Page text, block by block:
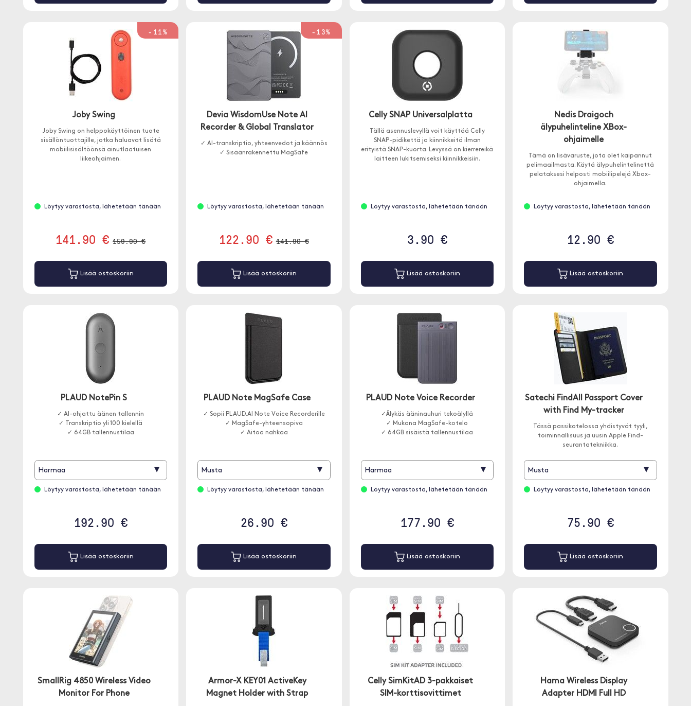
-11%
Joby Swing
Joby Swing on helppokäyttöinen tuote
sisällöntuottajille, jotka haluavat lisätä
mobiilisisältöönsä ainutlaatuisen
liikeohjaimen.
Löytyy varastosta, lähetetään tänään
141.90 € 159.90 €
Lisää ostoskoriin
-13%
Devia WisdomUse Note AI
Recorder & Global Translator
✓ AI-transkriptio, yhteenvedot ja käännös
✓ Sisäänrakennettu MagSafe
Löytyy varastosta, lähetetään tänään
122.90 € 141.90 €
Lisää ostoskoriin
Celly SNAP Universalplatta
Tällä asennuslevyllä voit käyttää Celly
SNAP-pidikettä ja kiinnikkeitä ilman
erityistä SNAP-kuorta. Levyssä on kierrereikä
laitteen lukitsemiseksi kiinnikkeisiin.
Löytyy varastosta, lähetetään tänään
3.90 €
Lisää ostoskoriin
Nedis Draigoch
älypuhelinteline XBox-
ohjaimelle
Tämä on lisävaruste, jota olet kaipannut
pelimaailmasta. Käytä älypuhelintelinettä
pelataksesi helposti mobiilipelejä Xbox-
ohjaimella.
Löytyy varastosta, lähetetään tänään
12.90 €
Lisää ostoskoriin
PLAUD NotePin S
✓ AI-ohjattu äänen tallennin
✓ Transkriptio yli 100 kielellä
✓ 64GB tallennustilaa
Harmaa ▾
Löytyy varastosta, lähetetään tänään
192.90 €
Lisää ostoskoriin
PLAUD Note MagSafe Case
✓ Sopii PLAUD.AI Note Voice Recorderille
✓ MagSafe-yhteensopiva
✓ Aitoa nahkaa
Musta ▾
Löytyy varastosta, lähetetään tänään
26.90 €
Lisää ostoskoriin
PLAUD Note Voice Recorder
✓Älykäs ääninauhuri tekoälyllä
✓ Mukana MagSafe-kotelo
✓ 64GB sisäistä tallennustilaa
Harmaa ▾
Löytyy varastosta, lähetetään tänään
177.90 €
Lisää ostoskoriin
Satechi FindAll Passport Cover
with Find My-tracker
Tässä passikotelossa yhdistyvät tyyli,
toiminnallisuus ja uusin Apple Find-
seurantatekniikka.
Musta ▾
Löytyy varastosta, lähetetään tänään
75.90 €
Lisää ostoskoriin
SmallRig 4850 Wireless Video
Monitor For Phone
Armor-X KEY01 ActiveKey
Magnet Holder with Strap
Celly SimKitAD 3-pakkaiset
SIM-korttisovittimet
Hama Wireless Display
Adapter HDMI Full HD